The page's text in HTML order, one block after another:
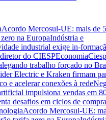
Acordo Mercosul-UE: mais de
na EuropaIndústria e
industrial exige in-
do CIESPEconomia
trabalho forçado no
Electric e Kraken firmam
e acelerar conexões à rede
impulsiona vendas em
desafios em ciclos de compra
Acordo Mercosul-UE: